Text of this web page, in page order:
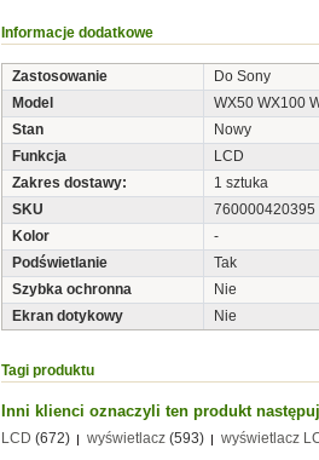
Informacje dodatkowe
Zastosowanie
Do Sony
Model
WX50 WX100
Stan
Nowy
Funkcja
LCD
Zakres dostawy:
1 sztuka
SKU
760000420395
Kolor
-
Podświetlanie
Tak
Szybka ochronna
Nie
Ekran dotykowy
Nie
Tagi produktu
Inni klienci oznaczyli ten produkt
LCD (672) wyświetlacz (593) wyświetlacz